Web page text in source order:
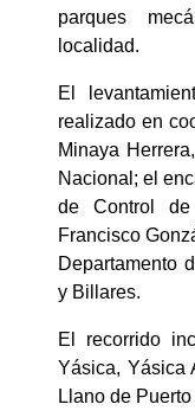
parques
localidad.
El
realizado en
Minaya
Nacional; el
de Control de
Francisco
Departamento
y Billares.
El recorrido
Yásica, Yásica
Llano de